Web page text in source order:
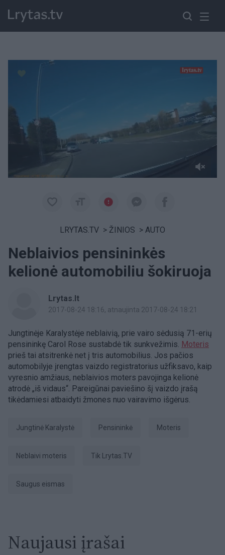
LRYTAS.TV > ŽINIOS > AUTO
Neblaivios pensininkės
kelionė automobiliu šokiruoja
Lrytas.lt
2017-08-24 18:16, atnaujinta 2017-08-24 18:21
Jungtinėje Karalystėje neblaivią, prie vairo sėdusią 71-erių
pensininkę Carol Rose sustabdė tik sunkvežimis. Moteris
prieš tai atsitrenkė net į tris automobilius. Jos pačios
automobilyje įrengtas vaizdo registratorius užfiksavo, kaip
vyresnio amžiaus, neblaivios moters pavojinga kelionė
atrodė „iš vidaus“. Pareigūnai paviešino šį vaizdo įrašą
tikėdamiesi atbaidyti žmones nuo vairavimo išgėrus.
Jungtinė Karalystė pensininkė Moteris
neblaivi moteris tik Lrytas.TV
saugus eismas
Naujausi įrašai